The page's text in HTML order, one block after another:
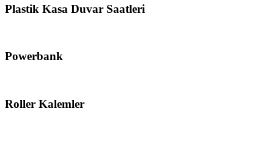
Plastik Kasa Duvar Saatleri
Powerbank
Roller Kalemler